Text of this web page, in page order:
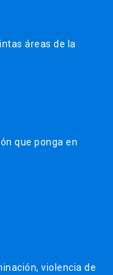
áreas de la
que ponga en
violencia de